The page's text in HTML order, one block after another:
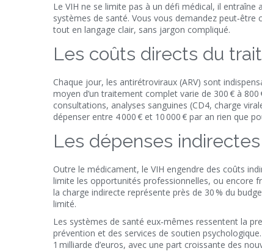
Le VIH ne se limite pas à un défi médical, il
systèmes de santé. Vous vous demandez
tout en langage clair, sans jargon compliqué.
Les coûts directs du
Chaque jour, les antirétroviraux (ARV) sont
moyen d’un traitement complet varie de 300 € à
consultations, analyses sanguines (CD4, charge
dépenser entre 4 000 € et 10 000 € par an rien que
Les dépenses
Outre le médicament, le VIH engendre des coûts
limite les opportunités professionnelles, ou encore
la charge indirecte représente près de 30 % du
limité.
Les systèmes de santé eux‑mêmes ressentent la
prévention et des services de soutien
1 milliarde d’euros, avec une part croissante des